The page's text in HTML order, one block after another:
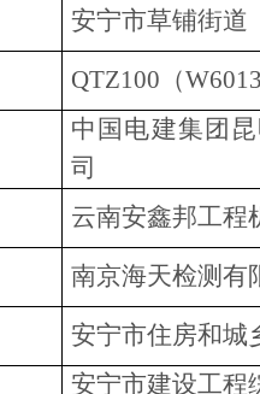
安宁市草铺街道
QTZ100（
中国电建集团
司
云南安鑫邦工程
南京海天检测有
安宁市住房和城
安宁市建设工程